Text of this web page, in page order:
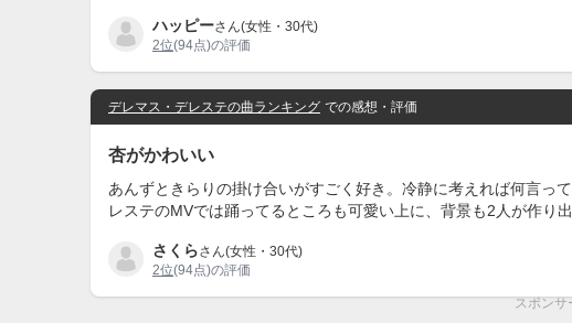
ハッピーさん(女性・30代)
2位(94点)の評価
デレマス・デレステの曲ランキング での感想・評価
杏がかわいい
あんずときらりの掛け合いがすごく好き。冷静に考えれば何言っ
レステのMVでは踊ってるところも可愛い上に、背景も2人が作り
さくらさん(女性・30代)
2位(94点)の評価
スポンサ